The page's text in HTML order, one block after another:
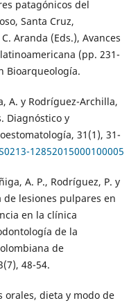
patagónicos del
Santa Cruz,
Aranda (Eds.), Avances
(pp. 231-
Bioarqueología.
A. y Rodríguez-Archilla,
Diagnóstico y
31(1), 31-
12852015000100005
A. P., Rodríguez, P. y
de lesiones pulpares en
en la clínica
de la
de
48-54.
orales, dieta y modo de